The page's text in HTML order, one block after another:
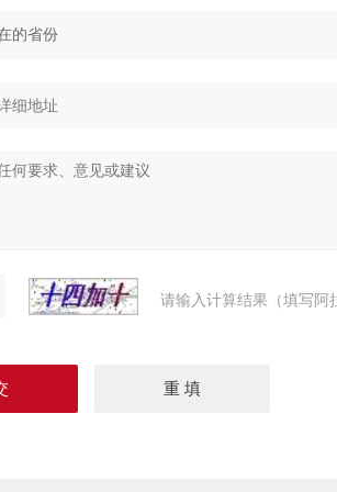
请输入计算结果（填写阿